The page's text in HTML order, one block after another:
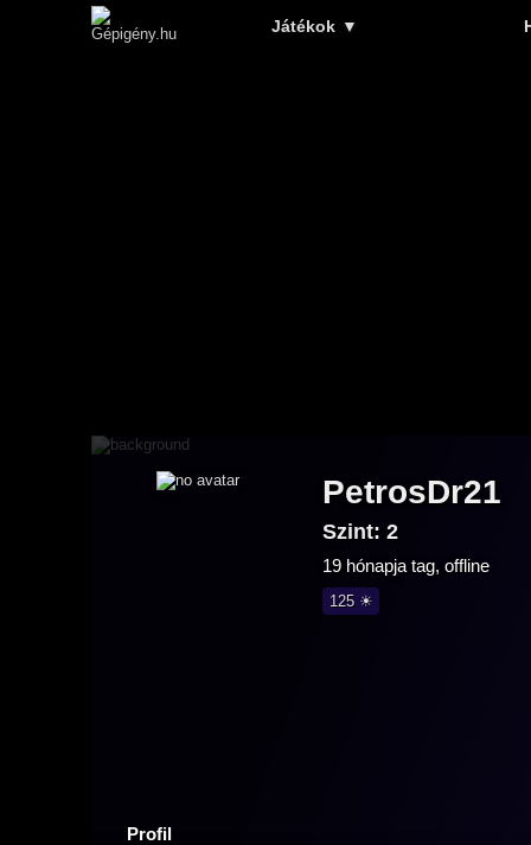
Játékok ▼
PetrosDr21
Szint: 2
19 hónapja tag, offline
125 ☀
Profil